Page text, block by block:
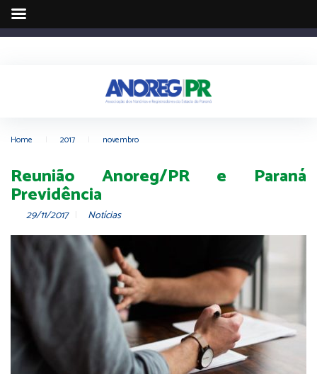
Home 2017 novembro
Reunião Anoreg/PR e Paraná
Previdência
29/11/2017 Notícias